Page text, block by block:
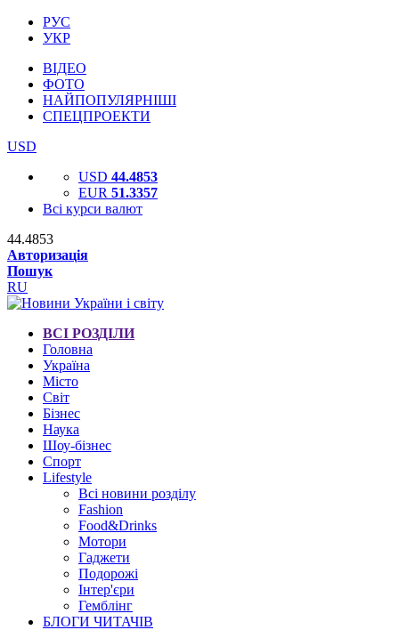
РУС
УКР
ВІДЕО
ФОТО
НАЙПОПУЛЯРНІШІ
СПЕЦПРОЕКТИ
USD
USD 44.4853
EUR 51.3357
Всі курси валют
44.4853
Авторизація
Пошук
RU
ВСІ РОЗДІЛИ
Головна
Україна
Місто
Світ
Бізнес
Наука
Шоу-бізнес
Спорт
Lifestyle
Всі новини розділу
Fashion
Food&Drinks
Мотори
Гаджети
Подорожі
Інтер'єри
Гемблінг
БЛОГИ ЧИТАЧІВ